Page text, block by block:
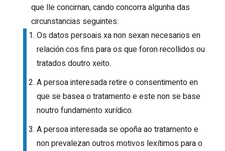
que lle concirnan, cando concorra algunha das
circunstancias seguintes:
Os datos persoais xa non sexan necesarios en
relación cos fins para os que foron recollidos ou
tratados doutro xeito.
A persoa interesada retire o consentimento en
que se basea o tratamento e este non se base
noutro fundamento xurídico.
A persoa interesada se opoña ao tratamento e
non prevalezan outros motivos lexítimos para o